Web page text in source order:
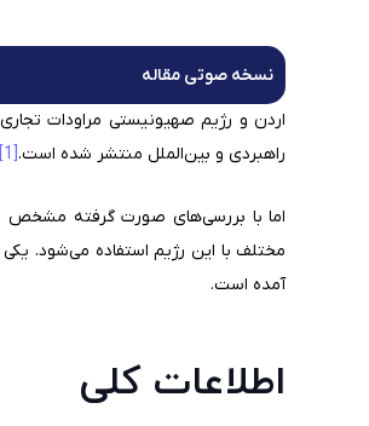
نسخه صوتی مقاله
اردن و رژیم صهیونیستی مراودات
راهبردی و بین‌الملل منتشر شده است.[1]
اما با بررسی‌های صورت گرفته مشخص
مختلف با این رژیم استفاده می‌شود.
آمده است.
اطلاعات کلی